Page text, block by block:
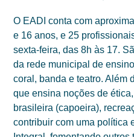
O EADI conta com
e 16 anos, e 25
sexta-feira, das 8h às 17.
da rede municipal de
coral, banda e teatro. Além
que ensina noções de
brasileira (capoeira),
contribuir com uma política